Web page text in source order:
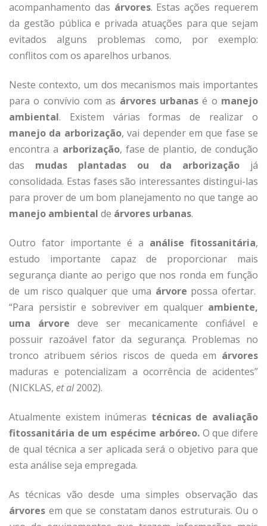
acompanhamento das árvores. Estas ações requerem
da gestão pública e privada atuações para que sejam
evitados alguns problemas como, por exemplo:
conflitos com os aparelhos urbanos.
Neste contexto, um dos mecanismos mais importantes
para o convívio com as árvores urbanas é o manejo
ambiental. Existem várias formas de realizar o
manejo da arborização, vai depender em que fase se
encontra a arborização, fase de plantio, de condução
das mudas plantadas ou da arborização já
consolidada. Estas fases são interessantes distingui-las
para prover de um bom planejamento no que tange ao
manejo ambiental de árvores urbanas.
Outro fator importante é a análise fitossanitária,
estudo importante capaz de proporcionar mais
segurança diante ao perigo que nos ronda em função
de um risco qualquer que uma árvore possa ofertar.
“Para persistir e sobreviver em qualquer ambiente,
uma árvore deve ser mecanicamente confiável e
possuir razoável fator da segurança. Problemas no
tronco atribuem sérios riscos de queda em árvores
maduras e potencializam a ocorrência de acidentes”
(NICKLAS, et al2002).
Atualmente existem inúmeras técnicas de avaliação
fitossanitária de um espécime arbóreo.O que difere
de qual técnica a ser aplicada será o objetivo para que
esta análise seja empregada.
As técnicas vão desde uma simples observação das
árvores em que se constatam danos estruturais. Ou o